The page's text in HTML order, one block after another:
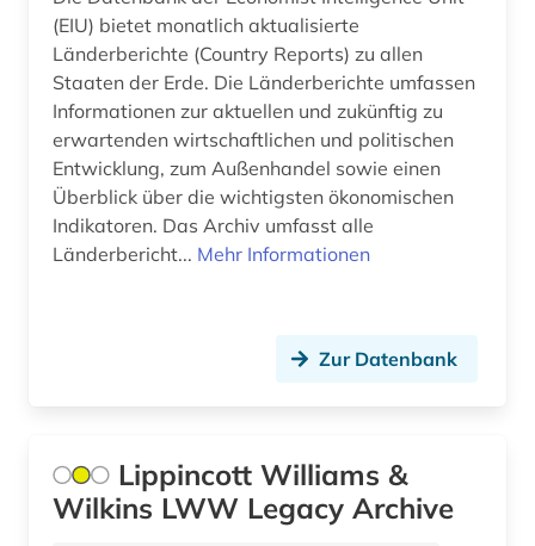
alma-tadema (1)
almanach (5)
aloys ludwig (1)
alpen (1)
alpenverein südtirol (1)
altbaumodernisierung (2)
(EIU) bietet monatlich aktualisierte
Länderberichte (Country Reports) zu allen
Staaten der Erde. Die Länderberichte umfassen
Informationen zur aktuellen und zukünftig zu
erwartenden wirtschaftlichen und politischen
Entwicklung, zum Außenhandel sowie einen
Überblick über die wichtigsten ökonomischen
Indikatoren. Das Archiv umfasst alle
Länderbericht... Mehr Informationen
Zur Datenbank
Lippincott Williams &
Wilkins LWW Legacy Archive